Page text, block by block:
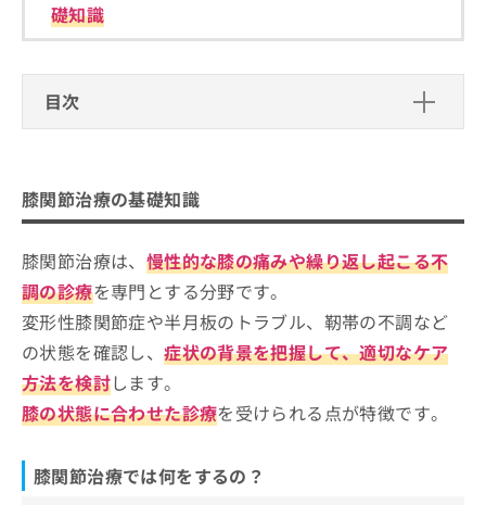
礎知識
目次
膝関節治療を受ける目安
膝関節治療に対応している医療機関、どうやっ
て選べばいい？
膝関節治療を検討する際にチェックす
る4つのポイント
膝関節治療の対応範囲とは？一般的な受診の流れ
も紹介
大阪府で評判の膝関節治療におすすめ
のクリニック10選
1．大阪梅田セルクリニック
2．大阪ひざ関節症クリニック
4．クリニークハル大阪梅田
膝関節治療の基礎知識
膝関節治療は、 慢性的な膝の痛みや繰り返し起こる不
調の診療を専門とする分野です。
変形性膝関節症や半月板のトラブル、靭帯の不調など
の状態を確認し、症状の背景を把握して、適切なケア
方法を検討します。
膝の状態に合わせた診療を受けられる点が特徴です。
膝関節治療では何をするの？
ので
ご了
ださ
い。
み
は
ら
載
情
報
の
修
正
は
こ
ち
ら
の
ら
充
の
申
し
込
み
は
こ
ち
ら